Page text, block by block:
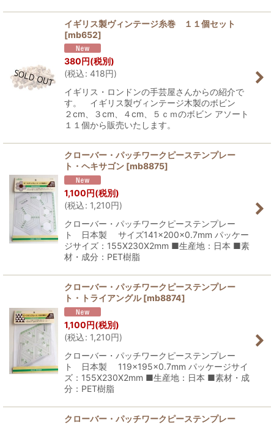
イギリス製ヴィンテージ糸巻 １１個セット
[mb652]
380円(税別)
(税込: 418円)
イギリス・ロンドンの手芸屋さんからの紹介で
す。 イギリス製ヴィンテージ木製のボビン
２cm、３cm、４cm、５ｃｍのボビン アソート
１１個から販売いたします。
クローバー・パッチワークピーステンプレー
ト・ヘキサゴン [mb8875]
1,100円(税別)
(税込: 1,210円)
クローバー・パッチワークピーステンプレー
ト 日本製 サイズ141×200×0.7mm パッケー
ジサイズ：155X230X2mm ■生産地：日本 ■素
材・成分：PET樹脂
クローバー・パッチワークピーステンプレー
ト・トライアングル [mb8874]
1,100円(税別)
(税込: 1,210円)
クローバー・パッチワークピーステンプレー
ト 日本製 119×195×0.7mm パッケージサイ
ズ：155X230X2mm ■生産地：日本 ■素材・成
分：PET樹脂
クローバー・パッチワークピーステンプレー